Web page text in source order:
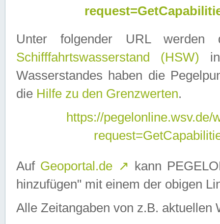
Unter folgender URL
Schifffahrtswasserstand (HSW)
Wasserstandes haben die
die Hilfe zu den Grenzwerten.
https://
Auf Geoportal.de ↗ kann
hinzufügen" mit einem der obigen
Alle Zeitangaben von z.B. aktuellen